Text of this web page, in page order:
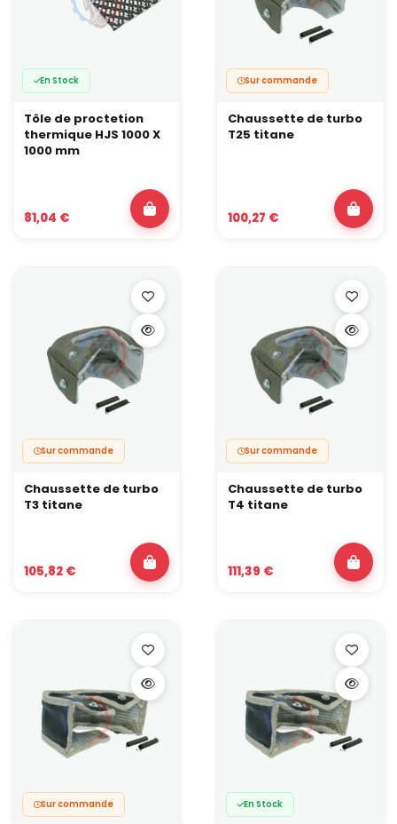
En Stock
Tôle de proctetion
thermique HJS 1000 X
1000 mm
81,04 €
Sur commande
Chaussette de turbo
T25 titane
100,27 €
Sur commande
Chaussette de turbo
T3 titane
105,82 €
Sur commande
Chaussette de turbo
T4 titane
111,39 €
Sur commande En Stock